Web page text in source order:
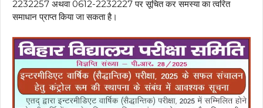
2232257 अथवा 0612-2232227 पर सूचित कर समस्या का त्वरित
समाधान प्राप्त किया जा सकता है।